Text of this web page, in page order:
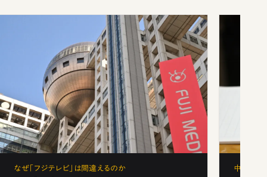
なぜ「フジテレビ」は間違えるのか 中学受験